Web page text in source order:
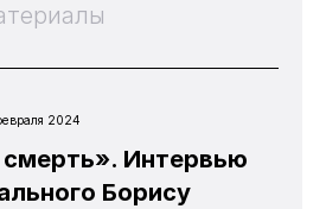
2024
Интервью
Борису